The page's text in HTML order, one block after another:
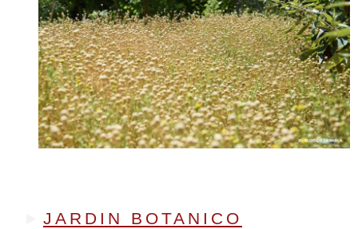
JARDIN BOTANICO